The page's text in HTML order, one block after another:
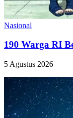
Nasional
190 Warga RI
5 Agustus 2026